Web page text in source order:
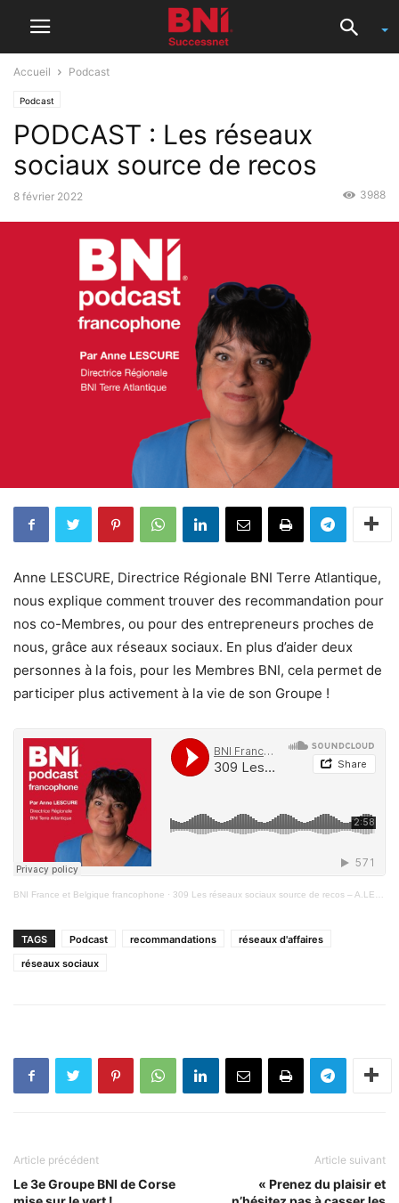
Accueil Podcast
Podcast
PODCAST : Les réseaux
sociaux source de recos
8 février 2022 3988
Anne LESCURE, Directrice Régionale BNI Terre Atlantique,
nous explique comment trouver des recommandation pour
nos co-Membres, ou pour des entrepreneurs proches de
nous, grâce aux réseaux sociaux. En plus d’aider deux
personnes à la fois, pour les Membres BNI, cela permet de
participer plus activement à la vie de son Groupe !
BNI France et Belgique francophone · 309 Les réseaux sociaux source de recos – A.LESCURE
TAGS Podcast recommandations
réseaux d'affaires
réseaux sociaux
Article précédent
Le 3e Groupe BNI de Corse
Article suivant
« Prenez du plaisir et